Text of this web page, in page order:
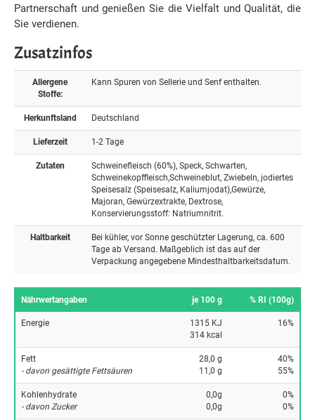
Partnerschaft und genießen Sie die Vielfalt und Qualität, die
Sie verdienen.
Zusatzinfos
Allergene
Stoffe:
Kann Spuren von Sellerie und Senf enthalten.
Herkunftsland Deutschland
Lieferzeit 1-2 Tage
Zutaten
Schweinefleisch (60%), Speck, Schwarten,
Schweinekopffleisch,Schweineblut, Zwiebeln, jodiertes
Speisesalz (Speisesalz, Kaliumjodat),Gewürze,
Majoran, Gewürzextrakte, Dextrose,
Konservierungsstoff: Natriumnitrit.
Haltbarkeit
Bei kühler, vor Sonne geschützter Lagerung, ca. 600
Tage ab Versand. Maßgeblich ist das auf der
Verpackung angegebene Mindesthaltbarkeitsdatum.
Nährwertangaben je 100 g % RI (100g)
Energie
1315 KJ
314 kcal
16%
Fett
- davon gesättigte Fettsäuren
28,0 g
11,0 g
40%
55%
Kohlenhydrate
- davon Zucker
0,0g
0,0g
0%
0%